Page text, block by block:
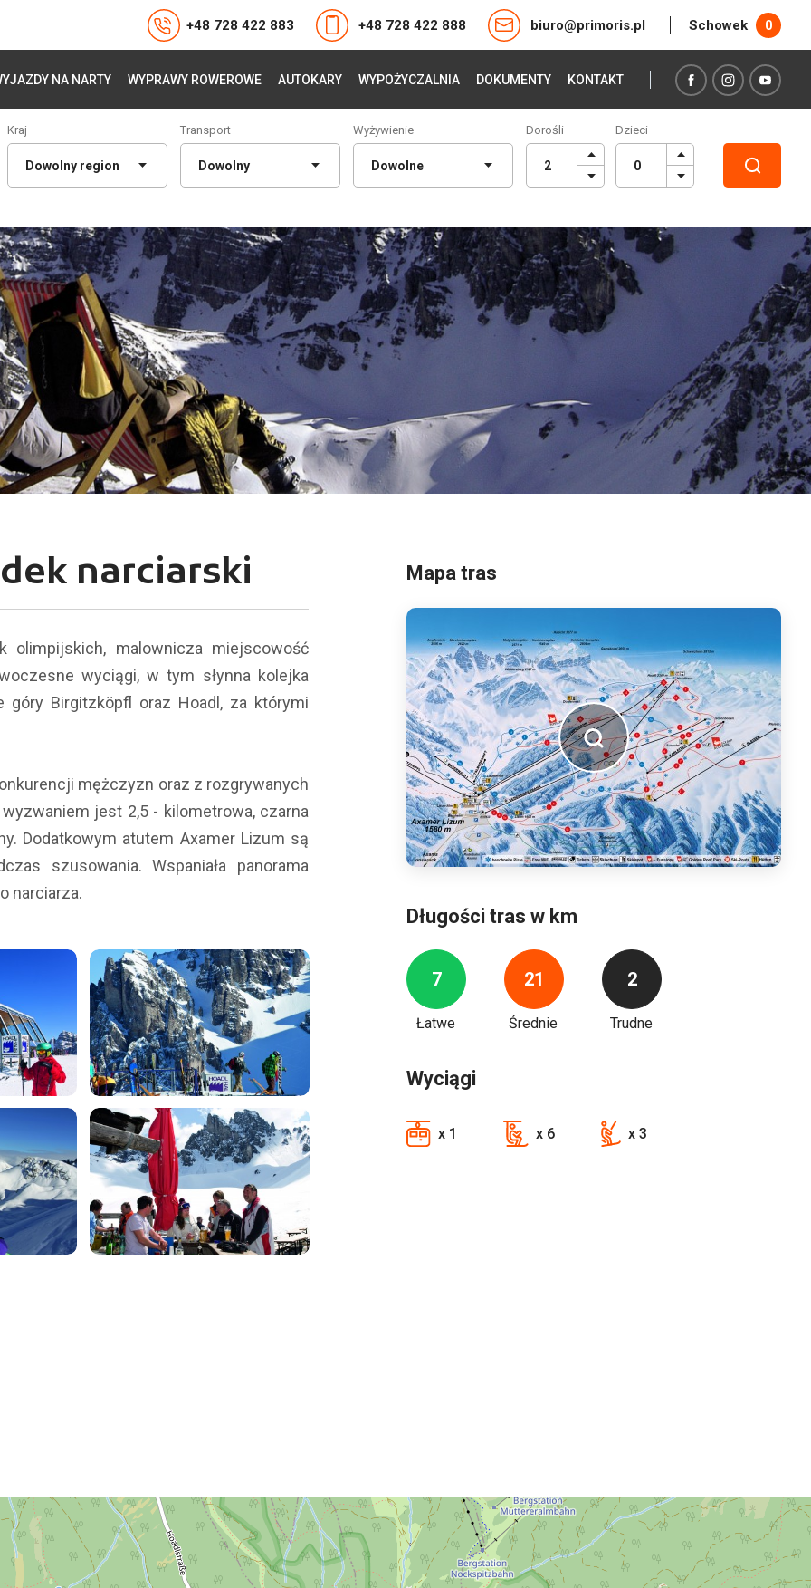
+48 728 422 883 +48 728 422 888 biuro@primoris.pl Schowek 0
NA NARTY WYPRAWY ROWEROWE AUTOKARY WYPOŻYCZALNIA DOKUMENTY KONTAKT
Kraj Transport Wyżywienie Dorośli Dzieci
narciarski
malownicza miejscowość
wyciągi, w tym słynna kolejka
góry Birgitzköpfl oraz Hoadl, za którymi
mężczyzn oraz z rozgrywanych
jest 2,5 - kilometrowa, czarna
Dodatkowym atutem Axamer Lizum są
szusowania. Wspaniała panorama
narciarza.
Mapa tras
Długości tras w km
7
Łatwe
21
Średnie
2
Trudne
Wyciągi
x 1 x 6 x 3